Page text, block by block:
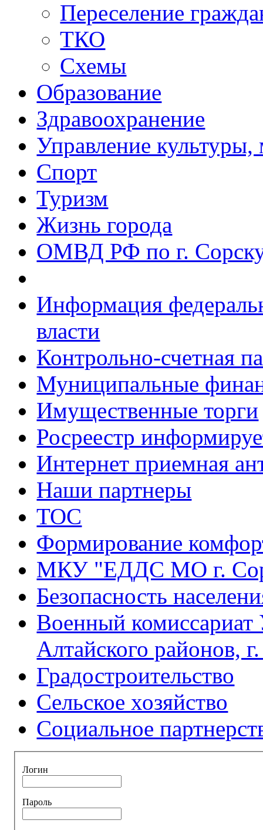
Переселение
ТКО
Схемы
Образование
Здравоохранение
Управление
Спорт
Туризм
Жизнь города
ОМВД РФ по г.
Информация
власти
Контрольно-счетная
Муниципальные
Имущественные торги
Росреестр
Интернет приемная
Наши партнеры
ТОС
Формирование
МКУ "ЕДДС МО г.
Безопасность
Военный комиссариат
Алтайского районов,
Градостроительство
Сельское хозяйство
Социальное
Логин
Пароль